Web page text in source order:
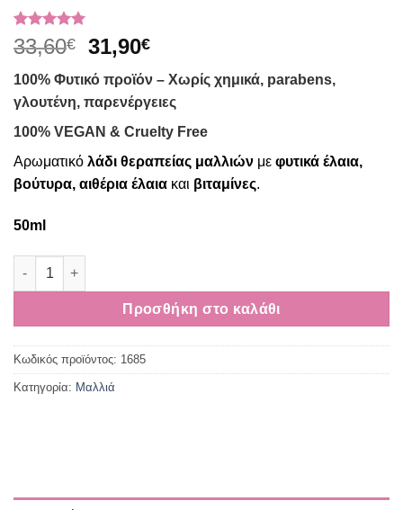
Βαθμολογήθηκε
με5από 5
1
βαθμολογία
πελάτη
33,60€
Original
price
was:
33,60€.
31,90€Η
τρέχουσα
τιμή
είναι:
31,90€.
100% Φυτικό προϊόν – Xωρίς χημικά, parabens,
γλουτένη, παρενέργειες
100% VEGAN & Cruelty Free
Αρωματικό λάδι θεραπείας μαλλιών με φυτικά έλαια,
βούτυρα, αιθέρια έλαια και βιταμίνες.
50ml
Λάδι μαλλιών για τόνωση και γρήγορη ανάπτυξη ποσότητα
Προσθήκη στο καλάθι
Κωδικός προϊόντος: 1685
Κατηγορία: Μαλλιά